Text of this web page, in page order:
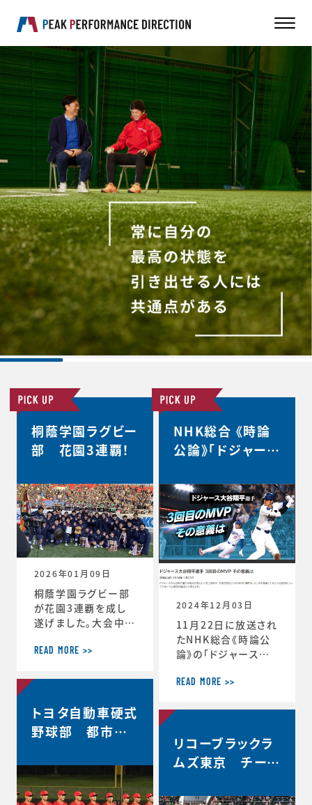
桐蔭学園ラグビー
部 花園3連覇！
2026年01月09日
桐蔭学園ラグビー部
が花園3連覇を成し
遂げました。大会中の
＜12月30日 2回戦
G＞ 振り返りミーテ
る。これまで蓄積した
ものタフなゲームで
やってみる。主観的な
う整理するか。翌日の
練習から次のステー
ジの自分と向かい合
READ MORE >>
NHK総合 《時論
公論》「ドジャース
回目のMVP その
意義は」
2024年12月03日
11月22日に放送され
たNHK総合《時論公
論》の「ドジャース大
MVP その意義は」内
意義 “最高の自分”を
今シーズン大谷選手
の活躍が示唆したこ
と」のコーナーで、ス
からの分析が放送さ
READ MORE >>
トヨタ自動車硬式
野球部 都市対
場決定
リコーブラックラ
ムズ東京 チーム